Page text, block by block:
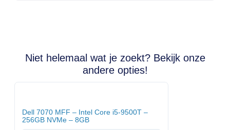
Niet helemaal wat je zoekt? Bekijk onze
andere opties!
Dell 7070 MFF – Intel Core i5-9500T –
256GB NVMe – 8GB